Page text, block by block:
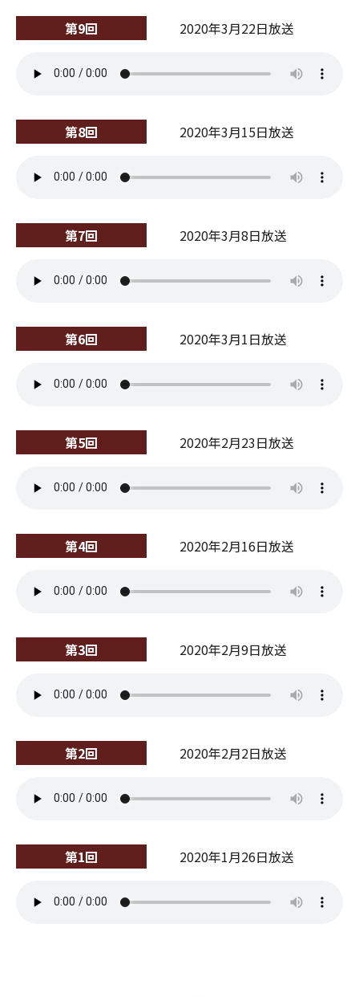
第9回 2020年3月22日放送
第8回 2020年3月15日放送
第7回 2020年3月8日放送
第6回 2020年3月1日放送
第5回 2020年2月23日放送
第4回 2020年2月16日放送
第3回 2020年2月9日放送
第2回 2020年2月2日放送
第1回 2020年1月26日放送